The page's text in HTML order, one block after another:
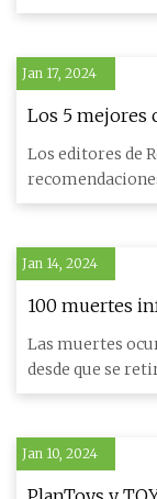
pequeño mien
Jan 17, 2024
Los 5 mejores
Los editores de
recomendaciones. Las compras realizadas a través
enlac
Jan 14, 2024
100 muertes
retirado del
Las muertes
desde que se
Com
Jan 10, 2024